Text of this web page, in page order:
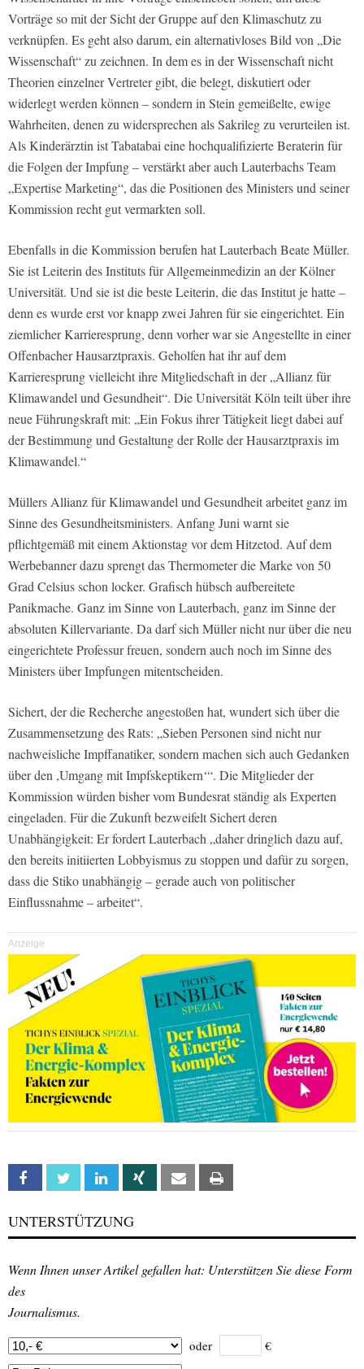
Vorträge so mit der Sicht der Gruppe auf den Klimaschutz zu
verknüpfen. Es geht also darum, ein alternativloses Bild von „Die
Wissenschaft“ zu zeichnen. In dem es in der Wissenschaft nicht
Theorien einzelner Vertreter gibt, die belegt, diskutiert oder
widerlegt werden können – sondern in Stein gemeißelte, ewige
Wahrheiten, denen zu widersprechen als Sakrileg zu verurteilen ist.
Als Kinderärztin ist Tabatabai eine hochqualifizierte Beraterin für
die Folgen der Impfung – verstärkt aber auch Lauterbachs Team
„Expertise Marketing“, das die Positionen des Ministers und seiner
Kommission recht gut vermarkten soll.
Ebenfalls in die Kommission berufen hat Lauterbach Beate Müller.
Sie ist Leiterin des Instituts für Allgemeinmedizin an der Kölner
Universität. Und sie ist die beste Leiterin, die das Institut je hatte –
denn es wurde erst vor knapp zwei Jahren für sie eingerichtet. Ein
ziemlicher Karrieresprung, denn vorher war sie Angestellte in einer
Offenbacher Hausarztpraxis. Geholfen hat ihr auf dem
Karrieresprung vielleicht ihre Mitgliedschaft in der „Allianz für
Klimawandel und Gesundheit“. Die Universität Köln teilt über ihre
neue Führungskraft mit: „Ein Fokus ihrer Tätigkeit liegt dabei auf
der Bestimmung und Gestaltung der Rolle der Hausarztpraxis im
Klimawandel.“
Müllers Allianz für Klimawandel und Gesundheit arbeitet ganz im
Sinne des Gesundheitsministers. Anfang Juni warnt sie
pflichtgemäß mit einem Aktionstag vor dem Hitzetod. Auf dem
Werbebanner dazu sprengt das Thermometer die Marke von 50
Grad Celsius schon locker. Grafisch hübsch aufbereitete
Panikmache. Ganz im Sinne von Lauterbach, ganz im Sinne der
absoluten Killervariante. Da darf sich Müller nicht nur über die neu
eingerichtete Professur freuen, sondern auch noch im Sinne des
Ministers über Impfungen mitentscheiden.
Sichert, der die Recherche angestoßen hat, wundert sich über die
Zusammensetzung des Rats: „Sieben Personen sind nicht nur
nachweisliche Impffanatiker, sondern machen sich auch Gedanken
über den ,Umgang mit Impfskeptikern‘“. Die Mitglieder der
Kommission würden bisher vom Bundesrat ständig als Experten
eingeladen. Für die Zukunft bezweifelt Sichert deren
Unabhängigkeit: Er fordert Lauterbach „daher dringlich dazu auf,
den bereits initiierten Lobbyismus zu stoppen und dafür zu sorgen,
dass die Stiko unabhängig – gerade auch von politischer
Einflussnahme – arbeitet“.
Anzeige
Facebook Twitter Linkedin Xing Email
UNTERSTÜTZUNG
Wenn Ihnen unser Artikel gefallen hat: Unterstützen Sie diese Form
des
Journalismus.
oder €